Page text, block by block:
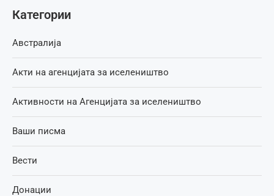
Категории
Австралија
Акти на агенцијата за иселеништво
Активности на Агенцијата за иселеништво
Ваши писма
Вести
Донации